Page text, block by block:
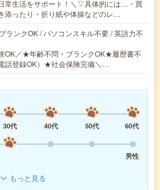
常生活をサポート！＼▽具体的には…・買
添ったり・折り紙や体操などのレ…
ランクOK / パソコンスキル不要 / 英語力不
OK／★年齢不問・ブランクOK★履歴書不
話登録OK）★社会保険完備＼…
30代 40代 50代
60代
男性
もっと見る